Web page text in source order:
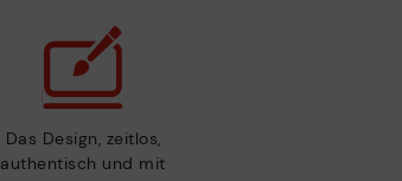
Das Design, zeitlos,
authentisch und mit